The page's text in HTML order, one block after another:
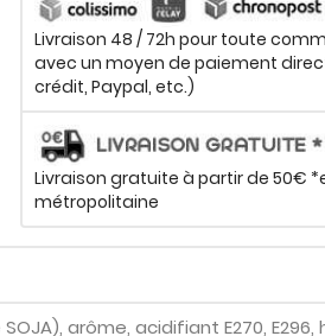
Livraison 48 / 72h pour toute
avec un moyen de paiement
crédit, Paypal, etc.)
Livraison gratuite à partir de 50€
métropolitaine
arôme, acidifiant E270,